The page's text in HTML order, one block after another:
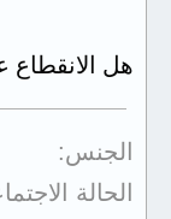
هل الانقطاع
الجنس
الحالة